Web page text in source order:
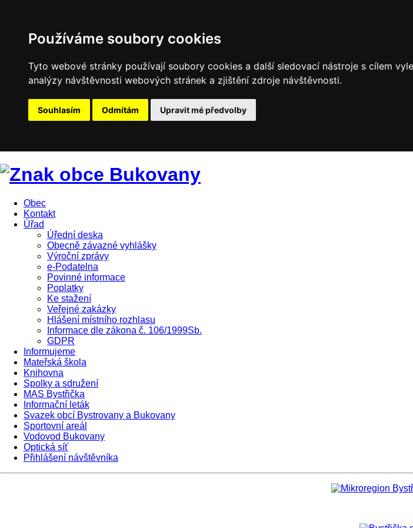
Používáme soubory cookies
Tyto webové stránky používají soubory cookies a další sledovací nástroje s cílem
analýzy návštěvnosti webových stránek a zjištění zdroje návštěvnosti.
Souhlasím Odmítám Upravit mé předvolby
Obec
Kontakt
Úřad
Úřední deska
Obecně závazné vyhlášky
Výroční zprávy
e-Podatelna
Povinné informace
Poplatky
Ke stažení
Veřejné zakázky
Hlášení místního rozhlasu
Informace dle zákona č. 106/1999Sb.
GDPR
Informujeme
Mateřská škola
Knihovna
Spolky a sdružení
MAS Bystřička
Informační leták
Svazek obcí Bystrovany a Bukovany
Sportovní areál
Vodovod Bukovany
Optická síť
Přihlášení návštěvníka